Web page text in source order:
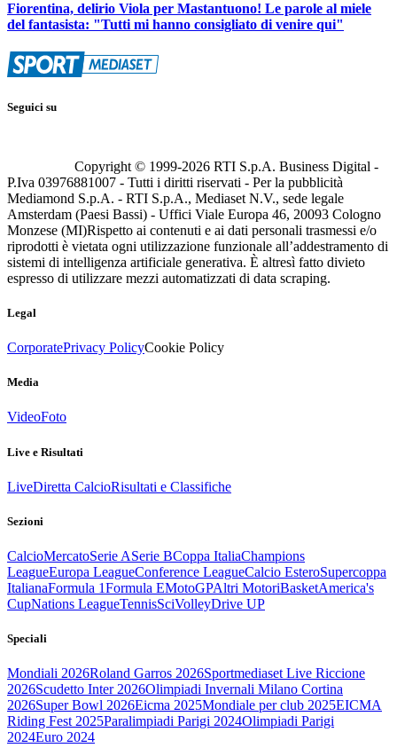
Fiorentina, delirio Viola per Mastantuono! Le parole al miele
del fantasista: "Tutti mi hanno consigliato di venire qui"
Seguici su
Copyright © 1999-2026 RTI S.p.A. Business Digital -
P.Iva 03976881007 - Tutti i diritti riservati - Per la pubblicità
Mediamond S.p.A. - RTI S.p.A., Mediaset N.V., sede legale
Amsterdam (Paesi Bassi) - Uffici Viale Europa 46, 20093 Cologno
Monzese (MI)Rispetto ai contenuti e ai dati personali trasmessi e/o
riprodotti è vietata ogni utilizzazione funzionale all’addestramento di
sistemi di intelligenza artificiale generativa. È altresì fatto divieto
espresso di utilizzare mezzi automatizzati di data scraping.
Legal
CorporatePrivacy PolicyCookie Policy
Media
VideoFoto
Live e Risultati
LiveDiretta CalcioRisultati e Classifiche
Sezioni
CalcioMercatoSerie ASerie BCoppa ItaliaChampions
LeagueEuropa LeagueConference LeagueCalcio EsteroSupercoppa
ItalianaFormula 1Formula EMotoGPAltri MotoriBasketAmerica's
CupNations LeagueTennisSciVolleyDrive UP
Speciali
Mondiali 2026Roland Garros 2026Sportmediaset Live Riccione
2026Scudetto Inter 2026Olimpiadi Invernali Milano Cortina
2026Super Bowl 2026Eicma 2025Mondiale per club 2025EICMA
Riding Fest 2025Paralimpiadi Parigi 2024Olimpiadi Parigi
2024Euro 2024